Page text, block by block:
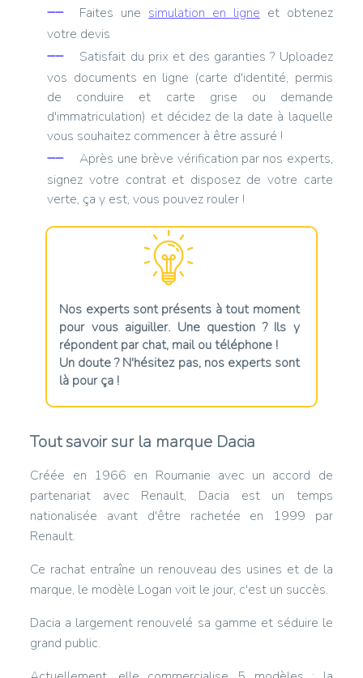
Faites une simulation en ligne et obtenez
votre devis
Satisfait du prix et des garanties ? Uploadez
vos documents en ligne (carte d'identité, permis
de conduire et carte grise ou demande
d'immatriculation) et décidez de la date à laquelle
vous souhaitez commencer à être assuré !
Après une brève vérification par nos experts,
signez votre contrat et disposez de votre carte
verte, ça y est, vous pouvez rouler !
Nos experts sont présents à tout moment
pour vous aiguiller. Une question ? Ils y
répondent par chat, mail ou téléphone !
Un doute ? N'hésitez pas, nos experts sont
là pour ça !
Tout savoir sur la marque Dacia
Créée en 1966 en Roumanie avec un accord de
partenariat avec Renault, Dacia est un temps
nationalisée avant d'être rachetée en 1999 par
Renault.
Ce rachat entraîne un renouveau des usines et de la
marque, le modèle Logan voit le jour, c'est un succès.
Dacia a largement renouvelé sa gamme et séduire le
grand public.